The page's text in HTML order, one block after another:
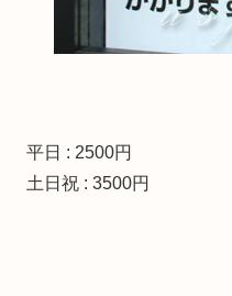
平日 : 2500円
土日祝 : 3500円